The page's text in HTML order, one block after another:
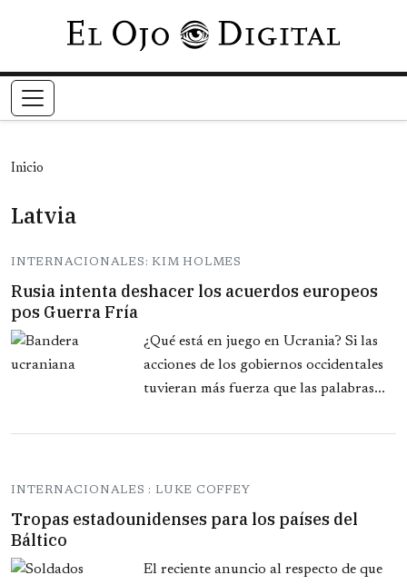
Pasar al contenido principal
Inicio
Latvia
INTERNACIONALES: KIM HOLMES
Rusia intenta deshacer los acuerdos europeos
pos Guerra Fría
¿Qué está en juego en Ucrania? Si las
acciones de los gobiernos occidentales
tuvieran más fuerza que las palabras...
INTERNACIONALES : LUKE COFFEY
Tropas estadounidenses para los países del
Báltico
El reciente anuncio al respecto de que